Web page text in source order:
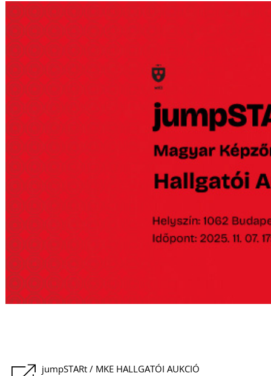
jumpSTARt / MKE HALLGATÓI AUKCIÓ